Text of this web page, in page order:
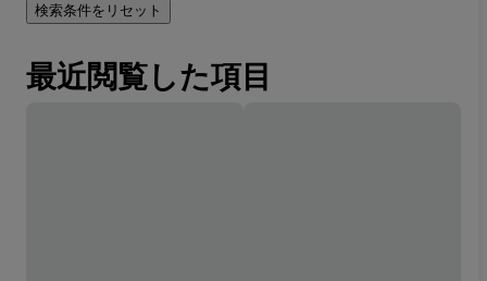
検索条件をリセット
最近閲覧した項目